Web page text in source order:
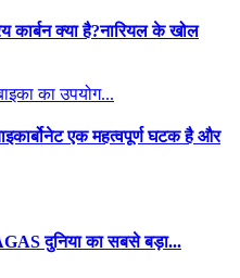
कार्बन क्या है?नारियल के खोल
का उपयोग...
एक महत्वपूर्ण घटक है और
दुनिया का सबसे बड़ा...